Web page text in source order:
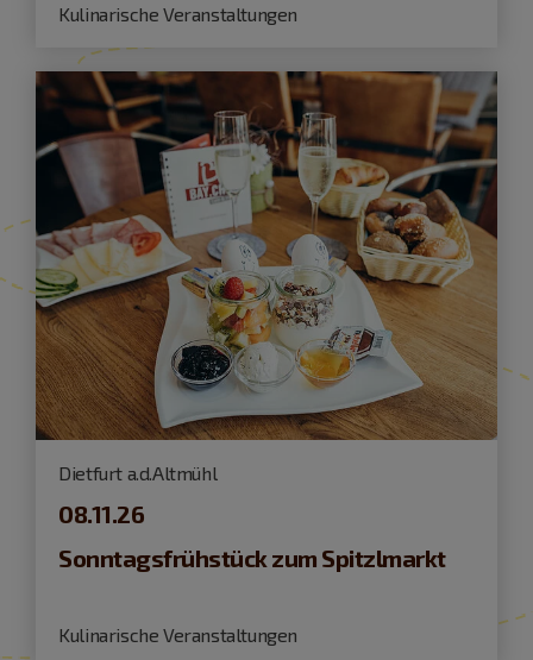
Kulinarische Veranstaltungen
Dietfurt a.d.Altmühl
08.11.26
Sonntagsfrühstück zum Spitzlmarkt
Kulinarische Veranstaltungen